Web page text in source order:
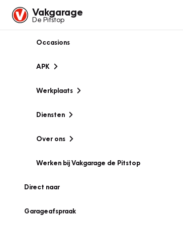
Vakgarage
De Pitstop
Occasions
APK
Werkplaats
Diensten
Over ons
Werken bij Vakgarage de Pitstop
Direct naar
Garageafspraak